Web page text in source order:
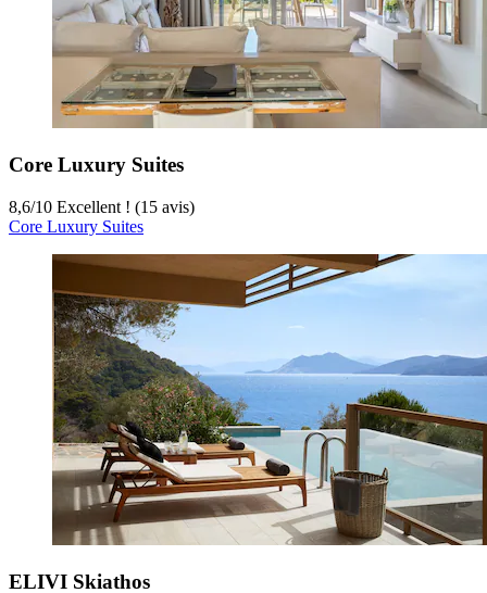
Core Luxury Suites
8,6/10 Excellent ! (15 avis)
Core Luxury Suites
ELIVI Skiathos